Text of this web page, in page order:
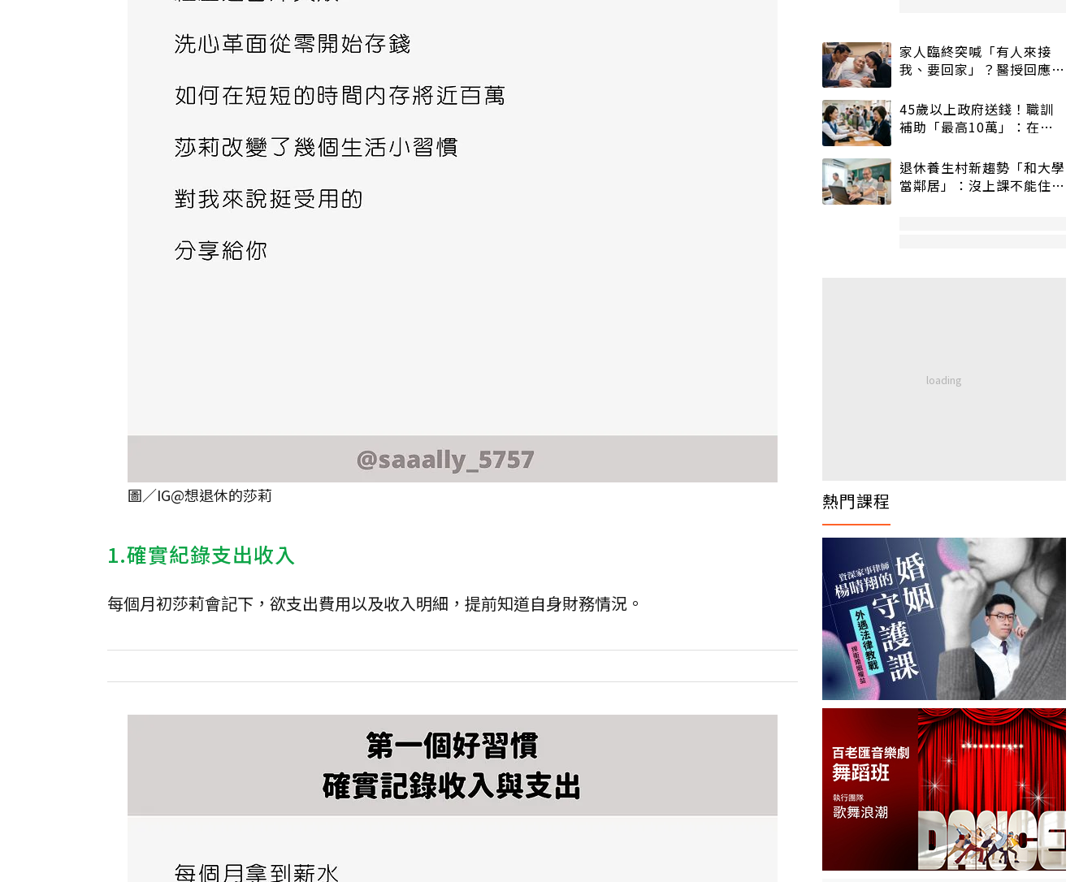
圖／IG@想退休的莎莉
1.確實紀錄支出收入
每個月初莎莉會記下，欲支出費用以及收入明細，提前知道自身財務情況。
家人臨終突喊「有人來接
我、要回家」？醫授回應方
45歲以上政府送錢！職訓
補助「最高10萬」：在
退休養生村新趨勢「和大學
當鄰居」：沒上課不能住、
熱門課程